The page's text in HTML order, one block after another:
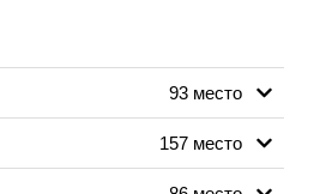
93 место
157 место